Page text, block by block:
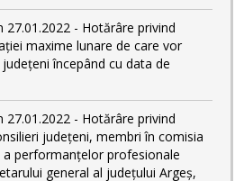
27.01.2022 - Hotărâre privind
maxime lunare de care vor
începând cu data de
27.01.2022 - Hotărâre privind
județeni, membri în comisia
a performanțelor profesionale
general al județului Argeș,